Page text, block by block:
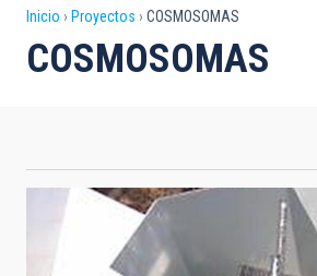
Sobrescribir
enlaces
a
navegación
Inicio Proyectos COSMOSOMAS
COSMOSOMAS